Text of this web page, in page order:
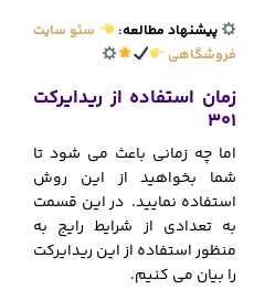
پیشنهاد مطالعه:
سئو سایت
فروشگاهی
زمان استفاده از ریدایرکت
301
اما چه زمانی باعث می شود تا
شما بخواهید از این روش
استفاده نمایید. در این قسمت
به تعدادی از شرایط رایج به
منظور استفاده از این ریدایرکت
را بیان می کنیم.